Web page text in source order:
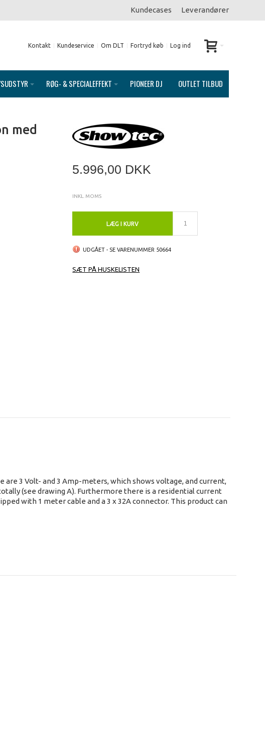
Kundecases Leverandører
Kontakt Kundeservice Om DLT Fortryd køb Log ind
RØG- & SPECIALEFFEKT PIONEER DJ OUTLET TILBUD
med
5.996,00 DKK
INKL. MOMS
LÆG I KURV
UDGÅET - SE VARENUMMER 50664
SÆT PÅ HUSKELISTEN
are 3 Volt- and 3 Amp-meters, which shows voltage, and current,
(see drawing A). Furthermore there is a residential current
with 1 meter cable and a 3 x 32A connector. This product can